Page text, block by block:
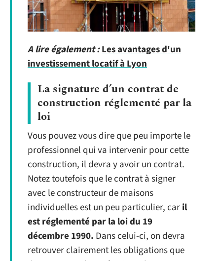
A lire également :Les avantages d'un
investissement locatif à Lyon
La signature d’un contrat de
construction réglementé par la
loi
Vous pouvez vous dire que peu importe le
professionnel qui va intervenir pour cette
construction, il devra y avoir un contrat.
Notez toutefois que le contrat à signer
avec le constructeur de maisons
individuelles est un peu particulier, caril
est réglementé par la loi du 19
décembre 1990. Dans celui-ci, on devra
retrouver clairement les obligations que